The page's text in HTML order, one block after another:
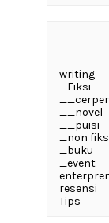
writing
_Fiksi
__novel
__puisi
_non
_buku
_event
resensi
Tips